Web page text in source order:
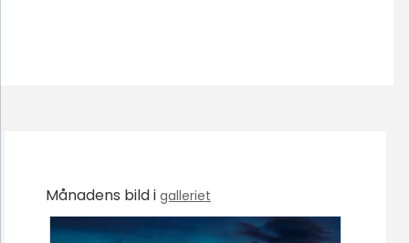
Månadens bild i galleriet